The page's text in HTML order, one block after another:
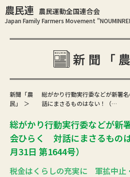
農民連 農民運動全国連合会
Japan Family Farmers Movement
新聞「
新聞「農
民」
総がかり行動実行委などが新署
話にまさるものはない！（…
総がかり行動実行委などが新
会ひらく 対話にまさるもの
月31日 第1644号）
税金はくらしの充実に 軍拡中止